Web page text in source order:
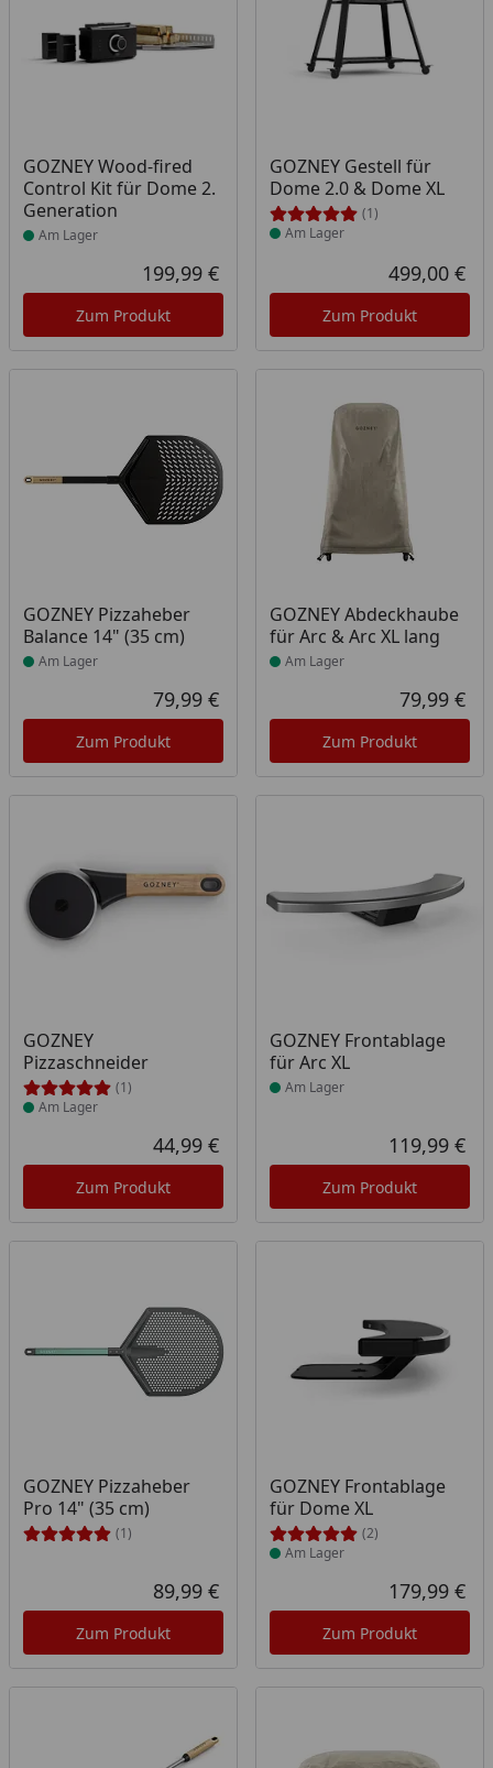
GOZNEY Wood-fired
Control Kit für Dome 2.
Generation
Produkt am Lager
Am Lager
Aktueller Preis
199,99 €
Zum Produkt
GOZNEY Gestell für
Dome 2.0 & Dome XL
(1)
Produkt am Lager
Am Lager
499,00 €
Zum Produkt
GOZNEY Pizzaheber
Balance 14" (35 cm)
Produkt am Lager
Am Lager
Aktueller Preis
79,99 €
Zum Produkt
GOZNEY Abdeckhaube
für Arc & Arc XL lang
Produkt am Lager
Am Lager
79,99 €
Zum Produkt
GOZNEY
Pizzaschneider
(1)
Produkt am Lager
Am Lager
Aktueller Preis
44,99 €
Zum Produkt
GOZNEY Frontablage
für Arc XL
Produkt am Lager
Am Lager
119,99 €
Zum Produkt
GOZNEY Pizzaheber
Pro 14" (35 cm)
(1)
Aktueller Preis
89,99 €
Zum Produkt
GOZNEY Frontablage
für Dome XL
(2)
Produkt am Lager
Am Lager
179,99 €
Zum Produkt